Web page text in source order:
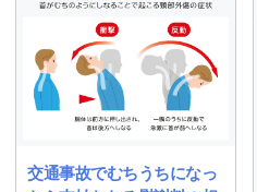
交通事故でむちうちになっ